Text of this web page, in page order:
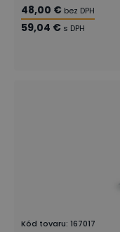
48,00 € bez DPH
59,04 € s DPH
Kód tovaru: 167017